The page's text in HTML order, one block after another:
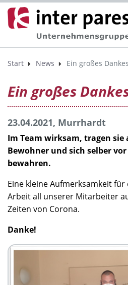
Start News Ein großes
Ein großes
23.04.2021, Murrhardt
Im Team wirksam, tragen
Bewohner und sich selber
bewahren.
Eine kleine Aufmerksamkeit
Arbeit all unserer Mitarbeiter
Zeiten von Corona.
Danke!